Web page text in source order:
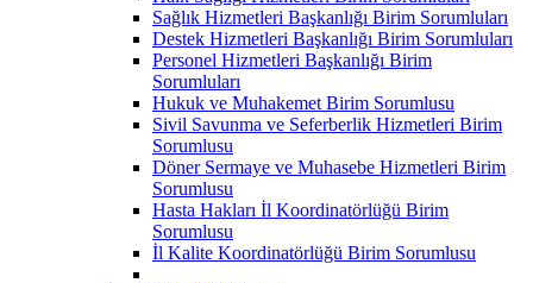
Sağlık Hizmetleri Başkanlığı Birim Sorumluları
Destek Hizmetleri Başkanlığı Birim Sorumluları
Personel Hizmetleri Başkanlığı Birim
Sorumluları
Hukuk ve Muhakemet Birim Sorumlusu
Sivil Savunma ve Seferberlik Hizmetleri Birim
Sorumlusu
Döner Sermaye ve Muhasebe Hizmetleri Birim
Sorumlusu
Hasta Hakları İl Koordinatörlüğü Birim
Sorumlusu
İl Kalite Koordinatörlüğü Birim Sorumlusu